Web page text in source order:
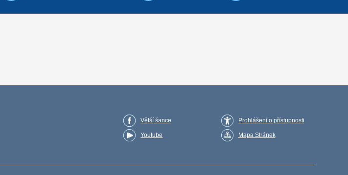
Větší šance
Youtube
Prohlášení o přístupnosti
Mapa Stránek